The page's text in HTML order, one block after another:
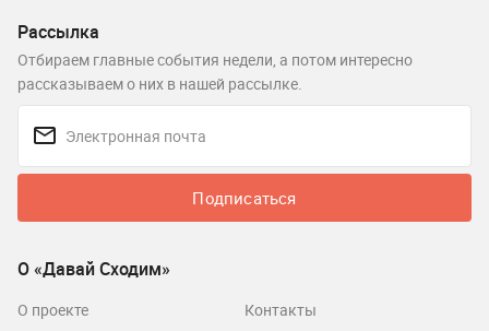
Рассылка
Отбираем главные события недели, а потом интересно
рассказываем о них в нашей рассылке.
Подписаться
О «Давай Сходим»
О проекте Контакты